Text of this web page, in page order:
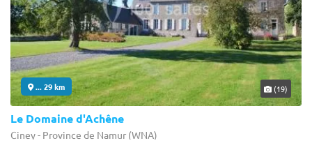
... 29 km (19)
Le Domaine d'Achêne
Ciney - Province de Namur (WNA)